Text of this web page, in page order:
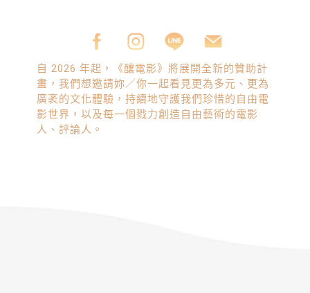
自 2026 年起，《釀電影》將展開全新的贊助計
畫，我們想邀請妳／你一起看見更為多元、更為
廣袤的文化體驗，持續地守護我們珍惜的自由電
影世界，以及每一個戮力創造自由藝術的電影
人、評論人。